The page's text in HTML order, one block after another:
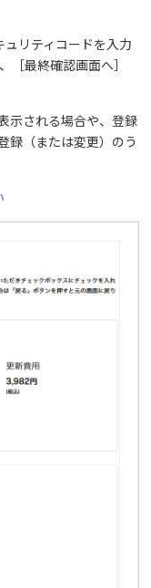
リティコードを入力
［最終確認画面へ］
示される場合や、登録
録（または変更）のう